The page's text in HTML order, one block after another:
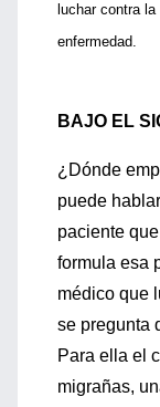
luchar contra la
enfermedad.
BAJO EL
¿Dónde
puede
paciente
formula esa
médico que
se pregunta
Para ella el
migrañas,